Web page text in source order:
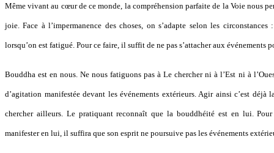
Même vivant au cœur de ce monde, la compréhension parfaite de la Voie nous
joie. Face à l’impermanence des choses, on s’adapte selon les
lorsqu’on est fatigué. Pour ce faire, il suffit de ne pas s’attacher aux événements
Bouddha est en nous. Ne nous fatiguons pas à Le chercher ni à l’Est ni à
d’agitation manifestée devant les événements extérieurs. Agir ainsi c’est
chercher ailleurs. Le pratiquant reconnaît que la bouddhéité est en lui.
manifester en lui, il suffira que son esprit ne poursuive pas les événements